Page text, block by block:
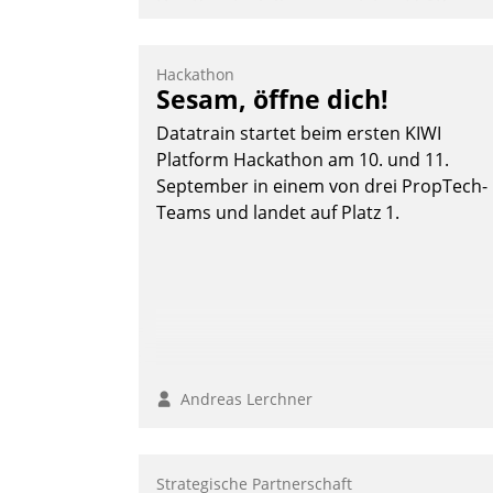
und Verwaltung von Aufträgen der
operativen Instandhaltung in die SAP-
Systemlandschaft deutscher
Wohnungsunternehmen – und
beschleunigt damit den Weg vom
Mieteranliegen zum Dienstleisterauftrag.
Hackathon
Sesam, öffne dich!
Datatrain startet beim ersten KIWI
Platform Hackathon am 10. und 11.
September in einem von drei PropTech-
Teams und landet auf Platz 1.
Andreas Lerchner
Strategische Partnerschaft